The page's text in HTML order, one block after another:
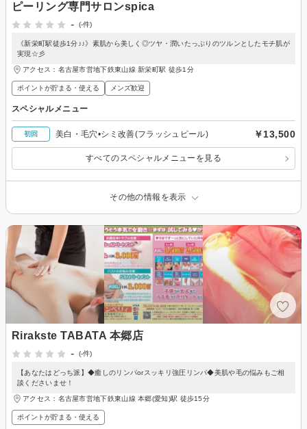
ピーリング専門サロンspica
-
(-件)
《新栄町駅徒歩1分♪♪》素肌から美しく◎ツヤ・潤いたっぷりのツルンとしたモチ肌が
実現☆彡
アクセス：名古屋市営地下鉄東山線 新栄町駅 徒歩1分
ポイントが貯まる・使える メンズ歓迎
スペシャルメニュー
初回 美白・毛穴•シミ改善(フラッシュピール) ￥13,500
すべてのスペシャルメニューを見る
その他の情報を表示
Rirakste TABATA 本郷店
-
(-件)
【あなたはどっち派】◆癒しのリンパorスッキリ強圧リンパ◆美肌や毛の悩みもご相
談くださいませ！
アクセス：名古屋市営地下鉄東山線 本郷(愛知)駅 徒歩15分
ポイントが貯まる・使える